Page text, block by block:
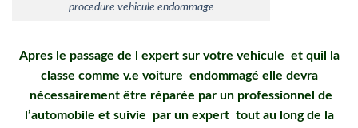
procedure vehicule endommage
Apres le passage de l expert sur votre vehicule et quil la
classe comme v.e voiture endommagé elle devra
nécessairement être réparée par un professionnel de
l’automobile et suivie par un expert tout au long de la